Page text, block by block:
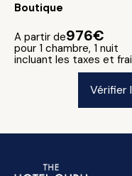
Boutique
A partir de976€
pour 1 chambre, 1 nuit
incluant les taxes et
Vérifier